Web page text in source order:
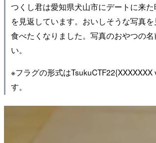
つくし君は愛知県犬山市にデートに来
を見返しています。おいしそうな写真
食べたくなりました。写真のおやつの
い。
※フラグの形式はTsukuCTF22{XXXXXXX
す。